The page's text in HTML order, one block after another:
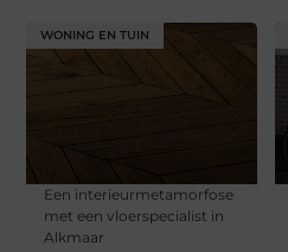
WONING EN TUIN
Een interieurmetamorfose
met een vloerspecialist in
Alkmaar